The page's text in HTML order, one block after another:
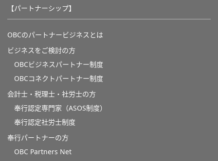
【パートナーシップ】
OBCのパートナービジネスとは
ビジネスをご検討の方
OBCビジネスパートナー制度
OBCコネクトパートナー制度
会計士・税理士・社労士の方
奉行認定専門家（ASOS制度）
奉行認定社労士制度
奉行パートナーの方
OBC Partners Net